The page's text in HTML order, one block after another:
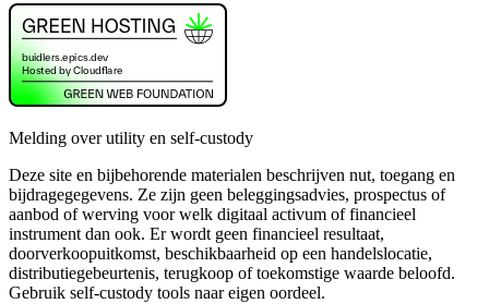
Melding over utility en self-custody
Deze site en bijbehorende materialen beschrijven nut, toegang en
bijdragegegevens. Ze zijn geen beleggingsadvies, prospectus of
aanbod of werving voor welk digitaal activum of financieel
instrument dan ook. Er wordt geen financieel resultaat,
doorverkoopuitkomst, beschikbaarheid op een handelslocatie,
distributiegebeurtenis, terugkoop of toekomstige waarde beloofd.
Gebruik self-custody tools naar eigen oordeel.